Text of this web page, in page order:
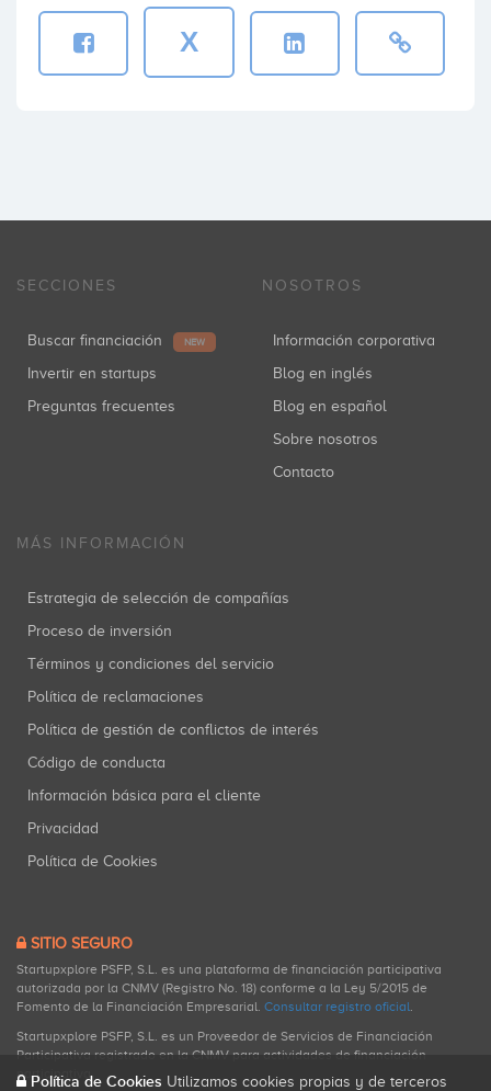
X
SECCIONES
Buscar financiación NEW
Invertir en startups
Preguntas frecuentes
NOSOTROS
Información corporativa
Blog en inglés
Blog en español
Sobre nosotros
Contacto
MÁS INFORMACIÓN
Estrategia de selección de compañías
Proceso de inversión
Términos y condiciones del servicio
Política de reclamaciones
Política de gestión de conflictos de interés
Código de conducta
Información básica para el cliente
Privacidad
Política de Cookies
SITIO SEGURO
Startupxplore PSFP, S.L. es una plataforma de financiación participativa
autorizada por la CNMV (Registro No. 18) conforme a la Ley 5/2015 de
Fomento de la Financiación Empresarial. Consultar registro oficial.
Startupxplore PSFP, S.L. es un Proveedor de Servicios de Financiación
Participativa registrado en la CNMV para actividades de financiación
participativa.
Política de Cookies Utilizamos cookies propias y de terceros